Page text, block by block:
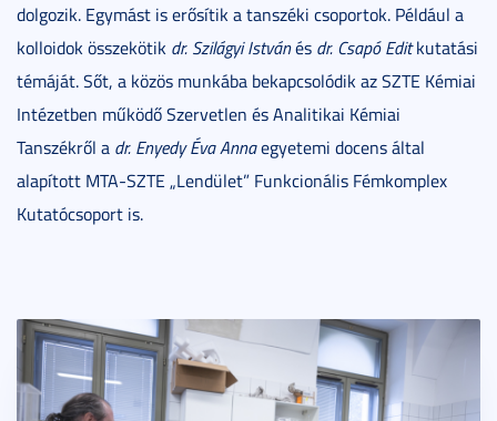
dolgozik. Egymást is erősítik a tanszéki csoportok. Például a
kolloidok összekötik dr. Szilágyi Istvánés dr. Csapó Editkutatási
témáját. Sőt, a közös munkába bekapcsolódik az SZTE Kémiai
Intézetben működő Szervetlen és Analitikai Kémiai
Tanszékről a dr. Enyedy Éva Annaegyetemi docens által
alapított MTA-SZTE „Lendület” Funkcionális Fémkomplex
Kutatócsoport is.